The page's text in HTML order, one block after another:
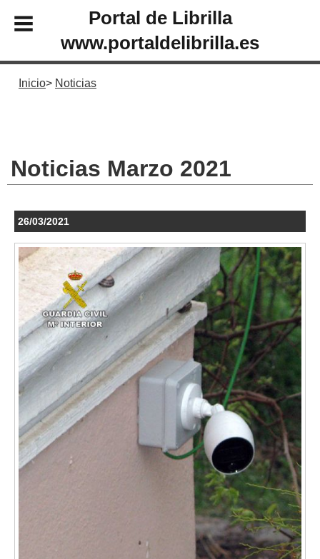
Portal de Librilla
www.portaldelibrilla.es
Inicio Noticias
Noticias Marzo 2021
26/03/2021